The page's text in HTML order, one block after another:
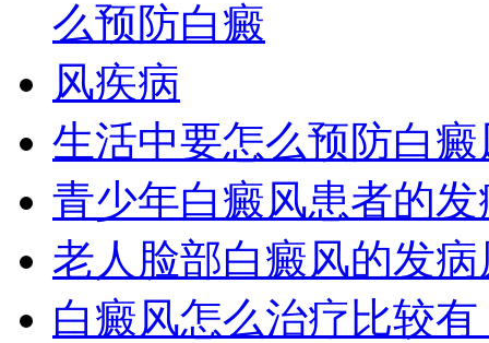
生活中要怎么预防白
青少年白癜风患者的
老人脸部白癜风的发
白癜风怎么治疗比较有